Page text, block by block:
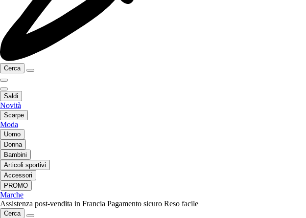
Cerca
Saldi
Novità
Scarpe
Moda
Uomo
Donna
Bambini
Articoli sportivi
Accessori
PROMO
Marche
Assistenza post-vendita in Francia Pagamento sicuro Reso facile
Cerca